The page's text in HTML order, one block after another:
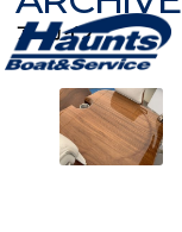
アーカイブ